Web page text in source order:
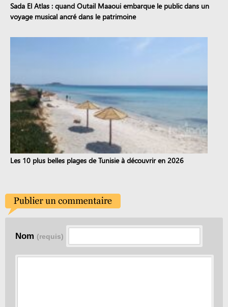
Sada El Atlas : quand Outail Maaoui embarque le public dans un
voyage musical ancré dans le patrimoine
Les 10 plus belles plages de Tunisie à découvrir en 2026
Nom (requis)